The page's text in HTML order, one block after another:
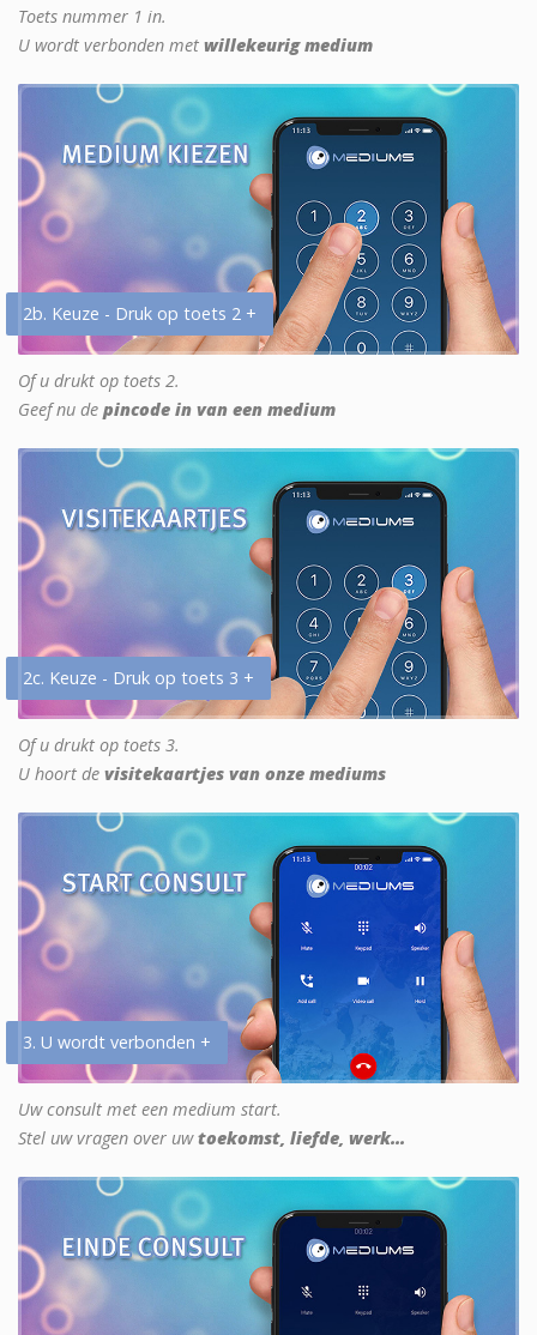
Toets nummer 1 in.
U wordt verbonden met willekeurig medium
2b. Keuze - Druk op toets 2 +
Of u drukt op toets 2.
Geef nu de pincode in van een medium
2c. Keuze - Druk op toets 3 +
Of u drukt op toets 3.
U hoort de visitekaartjes van onze mediums
3. U wordt verbonden +
Uw consult met een medium start.
Stel uw vragen over uwtoekomst, liefde, werk...